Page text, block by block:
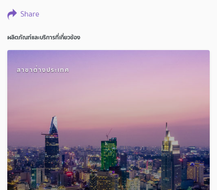
Share
ผลิตภัณฑ์และบริการที่เกี่ยวข้อง
สาขาต่างประเทศ